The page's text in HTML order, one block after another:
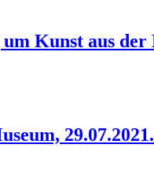
Kunst aus der
29.07.2021.